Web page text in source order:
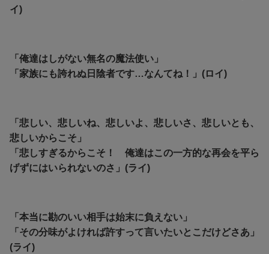
イ)
「俺達はしがない無名の魔法使い」
「家族にも誇れぬ日陰者です…なんてね！」(ロイ)
「悲しい、悲しいね、悲しいよ、悲しいさ、悲しいとも、
悲しいからこそ」
「悲しすぎるからこそ！ 俺達はこの一方的な再会を平ら
げずにはいられないのさ」(ライ)
「本当に勘のいい相手は始末に負えない」
「その分味がよければ許すって言いたいとこだけどさあ」
(ライ)